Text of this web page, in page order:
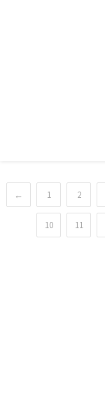
← 1 2
10 11